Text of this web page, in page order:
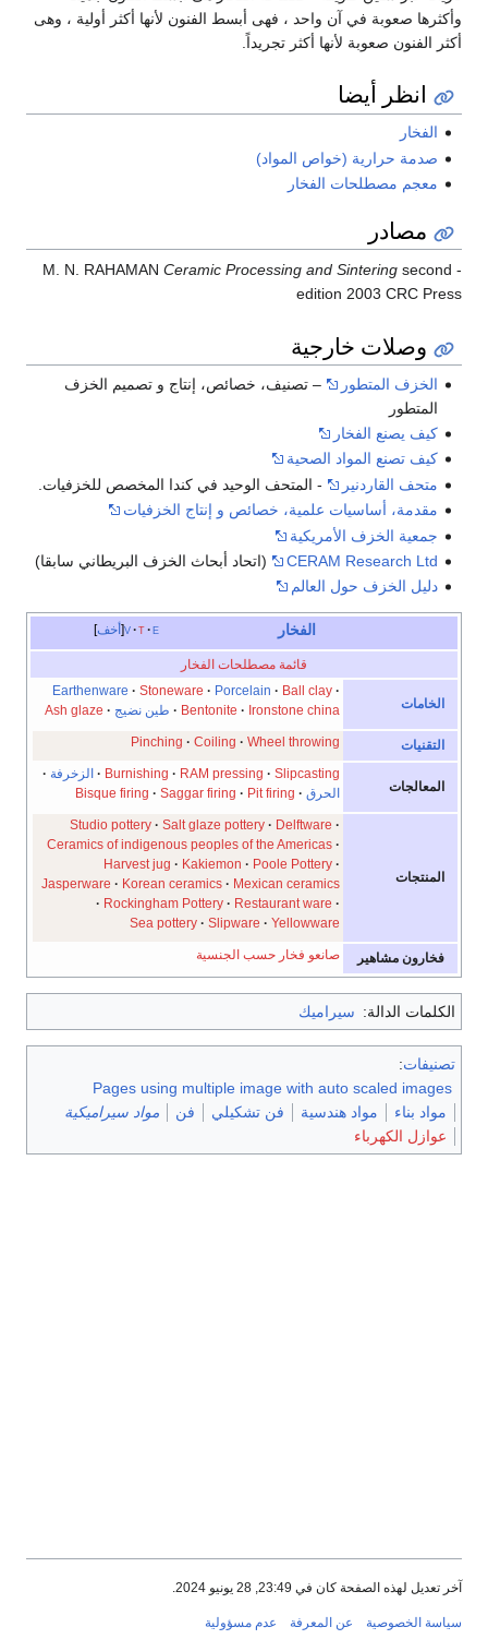
وأكثرها صعوبة في آن واحد ، فهى أبسط الفنون لأنها أكثر أولية ، وهى
أكثر الفنون صعوبة لأنها أكثر تجريداً.
انظر أيضا
الفخار
صدمة حرارية (خواص المواد)
معجم مصطلحات الفخار
مصادر
- M. N. RAHAMAN
Ceramic Processing and Sintering second
edition 2003 CRC Press
وصلات خارجية
الخزف المتطور
– تصنيف، خصائص، إنتاج و تصميم الخزف
المتطور
كيف يصنع الفخار
كيف تصنع المواد الصحية
متحف القاردنير
- المتحف الوحيد في كندا المخصص للخزفيات.
مقدمة، أساسيات علمية، خصائص و إنتاج الخزفيات
جمعية الخزف الأمريكية
CERAM Research Ltd
(اتحاد أبحاث الخزف البريطاني سابقا)
دليل الخزف حول العالم
أخف v t e الفخار
قائمة مصطلحات الفخار
الخامات
Earthenware Stoneware Porcelain
Ball clay
Bentonite
Ironstone china طين نضيج Ash glaze
التقنيات Pinching Coiling Wheel throwing
المعالجات
Burnishing RAM pressing Slipcasting
الزخرفة
الحرق
Bisque firing Saggar firing Pit firing
المنتجات
Studio pottery Salt glaze pottery
Delftware
Ceramics of indigenous peoples of the Americas
Harvest jug
Kakiemon
Poole Pottery
Jasperware
Korean ceramics
Mexican ceramics
Rockingham Pottery
Restaurant ware
Sea pottery
Slipware Yellowware
فخارون مشاهير صانعو فخار حسب الجنسية
الكلمات الدالة: سيراميك
تصنيفات:
Pages using multiple image with auto scaled images
مواد بناء
مواد هندسية فن تشكيلي فن
مواد سيراميكية
عوازل الكهرباء
آخر تعديل لهذه الصفحة كان في 23:49, 28 يونيو 2024.
سياسة الخصوصية عن المعرفة عدم مسؤولية